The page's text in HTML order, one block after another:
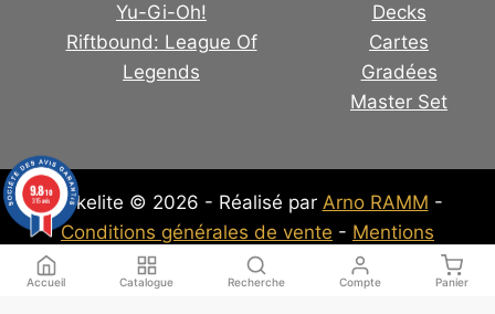
Yu-Gi-Oh!
Riftbound: League Of
Legends
Decks
Cartes
Gradées
Master Set
Pokelite © 2026 - Réalisé par Arno RAMM -
Conditions générales de vente - Mentions
Légales- Politique de confidentialité
Accueil Catalogue Recherche Compte Panier
9.8/10
315 avis